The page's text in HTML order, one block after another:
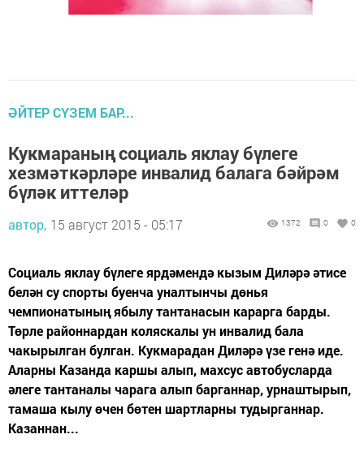
ӘЙТЕР СҮЗЕМ БАР...
Кукмараның социаль яклау бүлеге
хезмәткәрләре инвалид балага бәйрәм
бүләк иттеләр
автор, 15 август 2015 - 05:17 1372 0 0
Социаль яклау бүлеге ярдәмендә кызым Диләрә әтисе
белән су спорты буенча уналтынчы дөнья
чемпионатының ябылу тантанасын карарга барды.
Төрле районнардан коляскалы ун инвалид бала
чакырылган булган. Кукмарадан Диләрә үзе генә иде.
Аларны Казанда каршы алып, махсус автобусларда
әлеге тантаналы чарага алып барганнар, урнаштырып,
тамаша кылу өчен бөтен шартларны тудырганнар.
Казаннан...